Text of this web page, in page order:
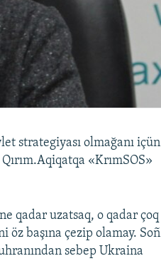
strategiyası olmağanı içün
«KrımSOS»
qadar uzatsaq, o qadar çoq
başına çezip olamay. Soñ
sebep Ukraina